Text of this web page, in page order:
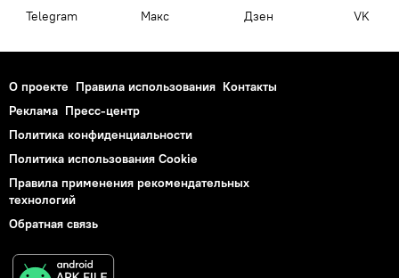
Telegram Макс Дзен VK
О проекте Правила использования Контакты
Реклама Пресс-центр
Политика конфиденциальности
Политика использования Cookie
Правила применения рекомендательных
технологий
Обратная связь